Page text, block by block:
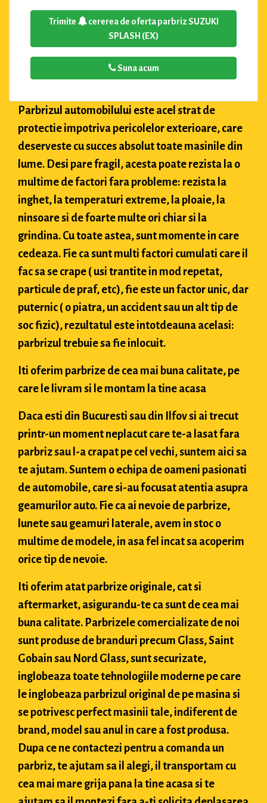
Trimite
cererea de oferta parbriz SUZUKI
SPLASH (EX)
Suna acum
Parbrizul automobilului este acel strat de
protectie impotriva pericolelor exterioare, care
deserveste cu succes absolut toate masinile din
lume. Desi pare fragil, acesta poate rezista la o
multime de factori fara probleme: rezista la
inghet, la temperaturi extreme, la ploaie, la
ninsoare si de foarte multe ori chiar si la
grindina. Cu toate astea, sunt momente in care
cedeaza. Fie ca sunt multi factori cumulati care il
fac sa se crape ( usi trantite in mod repetat,
particule de praf, etc), fie este un factor unic, dar
puternic ( o piatra, un accident sau un alt tip de
soc fizic), rezultatul este intotdeauna acelasi:
parbrizul trebuie sa fie inlocuit.
Iti oferim parbrize de cea mai buna calitate, pe
care le livram si le montam la tine acasa
Daca esti din Bucuresti sau din Ilfov si ai trecut
printr-un moment neplacut care te-a lasat fara
parbriz sau l-a crapat pe cel vechi, suntem aici sa
te ajutam. Suntem o echipa de oameni pasionati
de automobile, care si-au focusat atentia asupra
geamurilor auto. Fie ca ai nevoie de parbrize,
lunete sau geamuri laterale, avem in stoc o
multime de modele, in asa fel incat sa acoperim
orice tip de nevoie.
Iti oferim atat parbrize originale, cat si
aftermarket, asigurandu-te ca sunt de cea mai
buna calitate. Parbrizele comercializate de noi
sunt produse de branduri precum Glass, Saint
Gobain sau Nord Glass, sunt securizate,
inglobeaza toate tehnologiile moderne pe care
le inglobeaza parbrizul original de pe masina si
se potrivesc perfect masinii tale, indiferent de
brand, model sau anul in care a fost produsa.
Dupa ce ne contactezi pentru a comanda un
parbriz, te ajutam sa il alegi, il transportam cu
cea mai mare grija pana la tine acasa si te